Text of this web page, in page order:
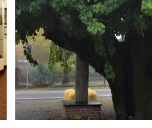
(PH: LUCA PERNECHELE)